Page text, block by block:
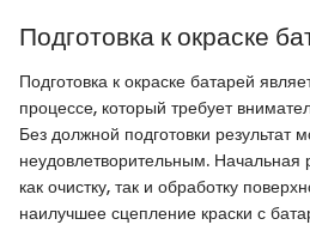
Подготовка к окраске
Подготовка к окраске батарей
процессе, который требует
Без должной подготовки результат
неудовлетворительным. Начальная
как очистку, так и обработку
наилучшее сцепление краски с